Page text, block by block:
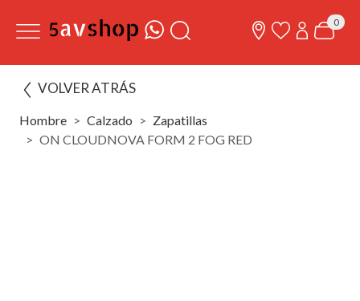
0
VOLVER ATRÁS
Hombre Calzado
Zapatillas
ON CLOUDNOVA FORM 2 FOG RED